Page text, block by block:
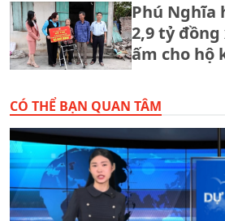
Phú Nghĩa
2,9 tỷ đồng
ấm cho hộ
CÓ THỂ BẠN QUAN TÂM